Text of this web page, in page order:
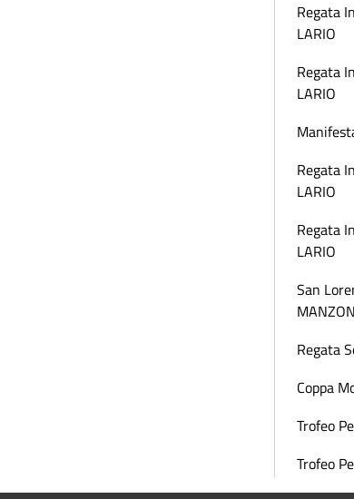
Regata
LARIO
Regata
LARIO
Regata
LARIO
Regata
LARIO
San
Regata
Coppa
Trofeo
Trofeo